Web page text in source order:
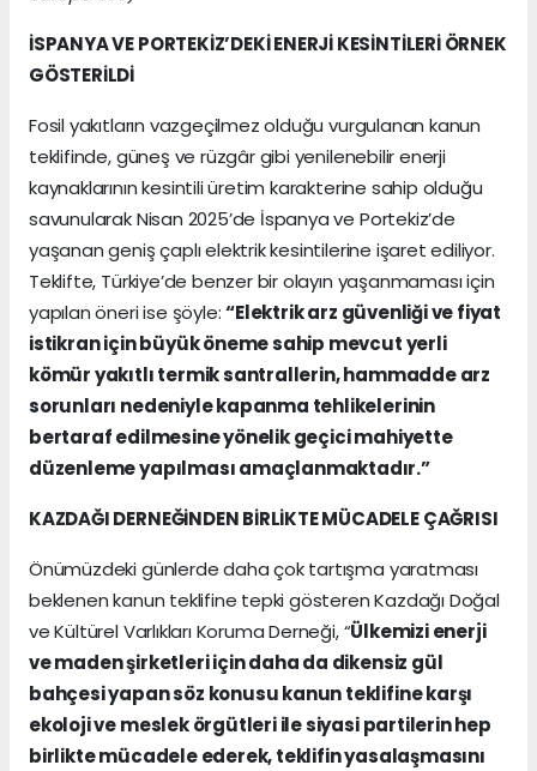
İSPANYA VE PORTEKİZ’DEKİ ENERJİ KESİNTİLERİ ÖRNEK
GÖSTERİLDİ
Fosil yakıtların vazgeçilmez olduğu vurgulanan kanun
teklifinde, güneş ve rüzgâr gibi yenilenebilir enerji
kaynaklarının kesintili üretim karakterine sahip olduğu
savunularak Nisan 2025’de İspanya ve Portekiz’de
yaşanan geniş çaplı elektrik kesintilerine işaret ediliyor.
Teklifte, Türkiye’de benzer bir olayın yaşanmaması için
yapılan öneri ise şöyle:“Elektrik arz güvenliği ve fiyat
istikran için büyük öneme sahip mevcut yerli
kömür yakıtlı termik santrallerin, hammadde arz
sorunları nedeniyle kapanma tehlikelerinin
bertaraf edilmesine yönelik geçici mahiyette
düzenleme yapılması amaçlanmaktadır.”
KAZDAĞI DERNEĞİNDEN BİRLİKTE MÜCADELE ÇAĞRISI
Önümüzdeki günlerde daha çok tartışma yaratması
beklenen kanun teklifine tepki gösteren Kazdağı Doğal
ve Kültürel Varlıkları Koruma Derneği, “Ülkemizi enerji
ve maden şirketleri için daha da dikensiz gül
bahçesi yapan söz konusu kanun teklifine karşı
ekoloji ve meslek örgütleri ile siyasi partilerin hep
birlikte mücadele ederek, teklifin yasalaşmasını